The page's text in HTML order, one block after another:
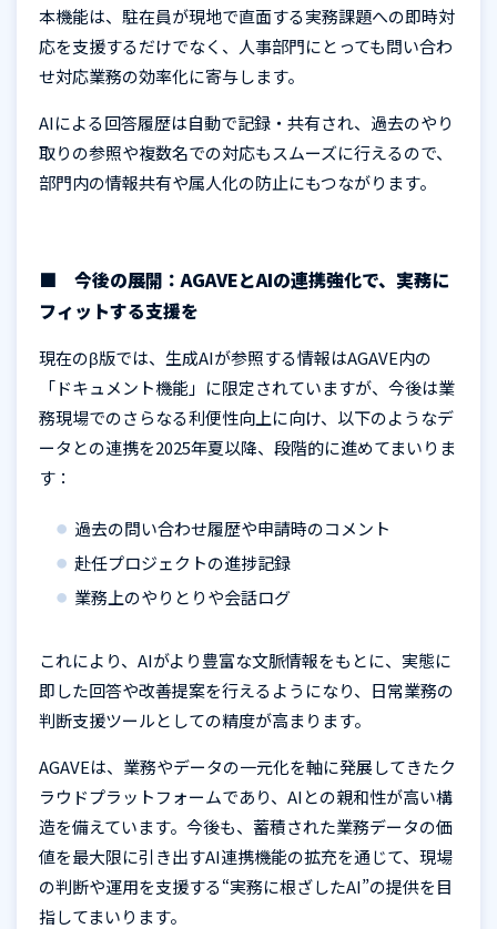
本機能は、駐在員が現地で直面する実務課題への即時対
応を支援するだけでなく、人事部門にとっても問い合わ
せ対応業務の効率化に寄与します。
AIによる回答履歴は自動で記録・共有され、過去のやり
取りの参照や複数名での対応もスムーズに行えるので、
部門内の情報共有や属人化の防止にもつながります。
■ 今後の展開：AGAVEとAIの連携強化で、実務に
フィットする支援を
現在のβ版では、生成AIが参照する情報はAGAVE内の
「ドキュメント機能」に限定されていますが、今後は業
務現場でのさらなる利便性向上に向け、以下のようなデ
ータとの連携を2025年夏以降、段階的に進めてまいりま
す：
過去の問い合わせ履歴や申請時のコメント
赴任プロジェクトの進捗記録
業務上のやりとりや会話ログ
これにより、 AIがより豊富な文脈情報をもとに、実態に
即した回答や改善提案を行えるようになり、日常業務の
判断支援ツールとしての精度が高まります。
AGAVEは、業務やデータの一元化を軸に発展してきたク
ラウドプラットフォームであり、 AIとの親和性が高い構
造を備えています。今後も、蓄積された業務データの価
値を最大限に引き出すAI連携機能の拡充を通じて、現場
の判断や運用を支援する“実務に根ざしたAI”の提供を目
指してまいります。